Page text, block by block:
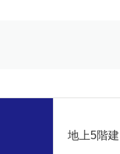
地上5階建